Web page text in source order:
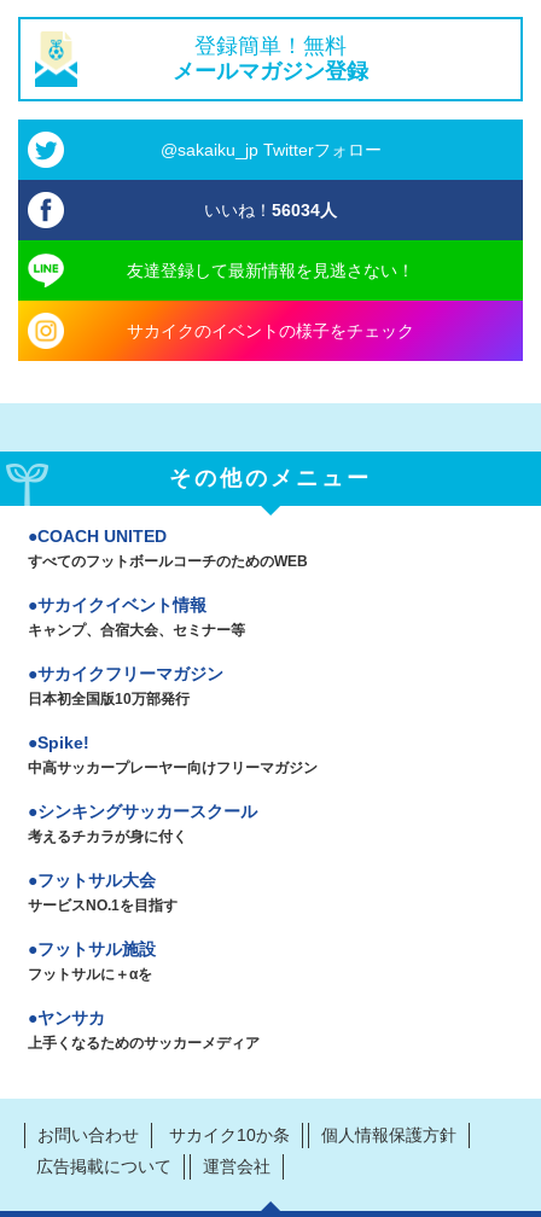
登録簡単！無料
メールマガジン登録
@sakaiku_jp Twitterフォロー
いいね！ 56034人
友達登録して最新情報を見逃さない！
サカイクのイベントの様子をチェック
その他のメニュー
COACH UNITED
すべてのフットボールコーチのためのWEB
サカイクイベント情報
キャンプ、合宿大会、セミナー等
サカイクフリーマガジン
日本初全国版10万部発行
Spike!
中高サッカープレーヤー向けフリーマガジン
シンキングサッカースクール
考えるチカラが身に付く
フットサル大会
サービスNO.1を目指す
フットサル施設
フットサルに＋αを
ヤンサカ
上手くなるためのサッカーメディア
お問い合わせ サカイク10か条
個人情報保護方針
広告掲載について
運営会社